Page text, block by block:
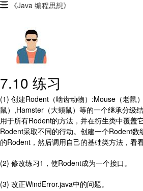
 《Java 编程思想》
7.10 练习
(1) 创建Rodent（啮齿动物）:Mouse（老鼠
鼠）,Hamster（大颊鼠）等的一个继承分级
用于所有Rodent的方法，并在衍生类中覆盖
Rodent采取不同的行动。创建一个Rodent数
的Rodent，然后调用自己的基础类方法，看
(2) 修改练习1，使Rodent成为一个接口。
(3) 改正WindError.java中的问题。